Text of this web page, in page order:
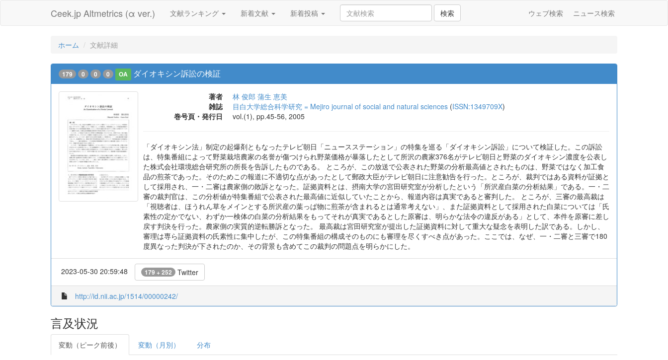
Ceek.jp Altmetrics (α ver.) 文献ランキング 新着文献 新着投稿 検索 ウェブ検索 ニュース検索
ホーム 文献詳細
179 0 0 0 OA ダイオキシン訴訟の検証
著者 林 俊郎 蒲生 恵美
雑誌
目白大学総合科学研究 = Mejiro journal of social and natural sciences (ISSN:1349709X)
巻号頁・発行日
vol.(1), pp.45-56, 2005
「ダイオキシン法」制定の起爆剤ともなったテレビ朝日「ニュースステーション」の特集を巡る「ダイオキシン訴訟」について検証した。この訴訟
は、特集番組によって野菜栽培農家の名誉が傷つけられ野菜価格が暴落したとして所沢の農家376名がテレビ朝日と野菜のダイオキシン濃度を公表し
た株式会社環境総合研究所の所長を告訴したものである。 ところが、この放送で公表された野菜の分析最高値とされたものは、野菜ではなく加工食
品の煎茶であった。そのためこの報道に不適切な点があったとして郵政大臣がテレビ朝日に注意勧告を行った。ところが、裁判ではある資料が証拠と
して採用され、一・二審は農家側の敗訴となった。証拠資料とは、摂南大学の宮田研究室が分析したという「所沢産白菜の分析結果」である。一・二
審の裁判官は、この分析値が特集番組で公表された最高値に近似していたことから、報道内容は真実であると審判した。 ところが、三審の最高裁は
「視聴者は、ほうれん草をメインとする所沢産の葉っぱ物に煎茶が含まれるとは通常考えない」、また証拠資料として採用された白菜については「氏
素性の定かでない、わずか一検体の白菜の分析結果をもってそれが真実であるとした原審は、明らかな法令の違反がある」として、本件を原審に差し
戻す判決を行った。農家側の実質的逆転勝訴となった。 最高裁は宮田研究室が提出した証拠資料に対して重大な疑念を表明した訳である。しかし、
審理は専ら証拠資料の氏素性に集中したが、この特集番組の構成そのものにも審理を尽くすべき点があった。ここでは、なぜ、一・二審と三審で180
度異なった判決が下されたのか、その背景も含めてこの裁判の問題点を明らかにした。
2023-05-30 20:59:48 179 + 252 Twitter
http://id.nii.ac.jp/1514/00000242/
言及状況
変動（ピーク前後） 変動（月別） 分布